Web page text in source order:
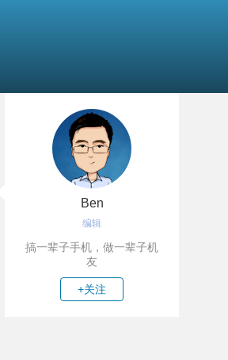
Ben
编辑
搞一辈子手机，做一辈子机
友
+关注